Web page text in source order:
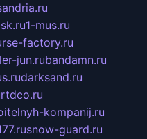
1-mus.ru
factory.ru
jun.rubandamn.ru
darksand.ru
rtdco.ru
kompanij.ru
snow-guard.ru